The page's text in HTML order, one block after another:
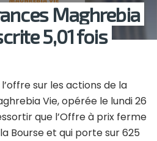
Maghrebia
5,01 fois
sur les actions de la
Vie, opérée le lundi 26
que l’Offre à prix ferme
Bourse et qui porte sur 625